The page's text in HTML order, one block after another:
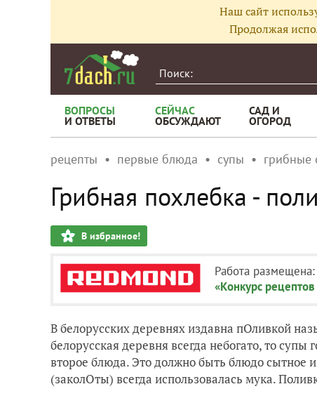
Наш сайт
Продолжая
ВОПРОСЫ
И ОТВЕТЫ
СЕЙЧАС
ОБСУЖДАЮТ
САД И
ОГОРОД
рецепты первые блюда супы грибные
Грибная похлебка -
В избранное!
Работа размещена:
«Конкурс
В белорусских деревнях издавна пОливкой
белорусская деревня всегда небогато, то
второе блюда. Это должно быть блюдо сытное и
(заколОты) всегда использовалась мука.